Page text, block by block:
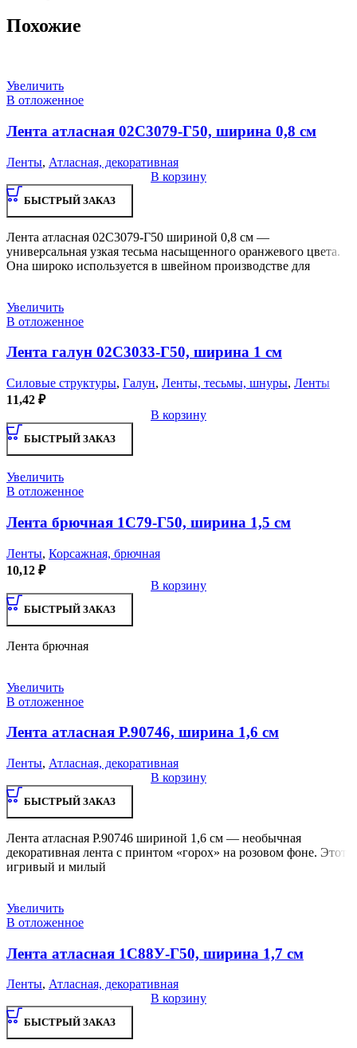
Похожие
Увеличить
В отложенное
Лента атласная 02С3079-Г50, ширина 0,8 см
Ленты, Атласная, декоративная
В корзину
БЫСТРЫЙ ЗАКАЗ
Лента атласная 02С3079-Г50 шириной 0,8 см —
универсальная узкая тесьма насыщенного оранжевого цвета.
Она широко используется в швейном производстве для
Увеличить
В отложенное
Лента галун 02С3033-Г50, ширина 1 см
Силовые структуры, Галун, Ленты, тесьмы, шнуры, Ленты
11,42 ₽
В корзину
БЫСТРЫЙ ЗАКАЗ
Увеличить
В отложенное
Лента брючная 1С79-Г50, ширина 1,5 см
Ленты, Корсажная, брючная
10,12 ₽
В корзину
БЫСТРЫЙ ЗАКАЗ
Лента брючная
Увеличить
В отложенное
Лента атласная Р.90746, ширина 1,6 см
Ленты, Атласная, декоративная
В корзину
БЫСТРЫЙ ЗАКАЗ
Лента атласная Р.90746 шириной 1,6 см — необычная
декоративная лента с принтом «горох» на розовом фоне. Этот
игривый и милый
Увеличить
В отложенное
Лента атласная 1С88У-Г50, ширина 1,7 см
Ленты, Атласная, декоративная
В корзину
БЫСТРЫЙ ЗАКАЗ